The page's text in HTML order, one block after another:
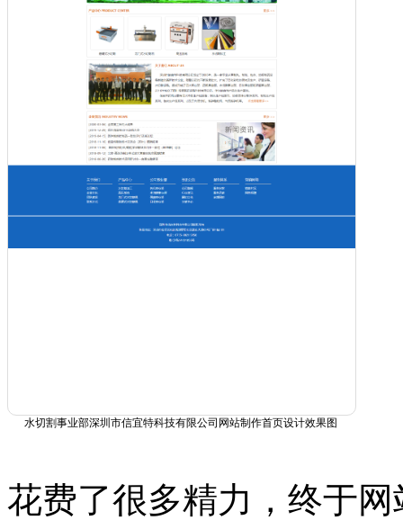
水切割事业部深圳市信宜特科技有限公司网站制作首页设计效果图
花费了很多精力，终于